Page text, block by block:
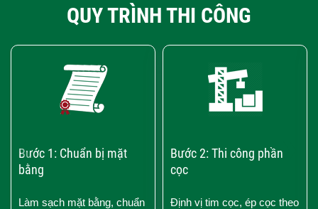
QUY TRÌNH THI CÔNG
Bước 1: Chuẩn bị mặt
bằng
Làm sạch mặt bằng, chuẩn
Bước 2: Thi công phần
cọc
Định vị tim cọc, ép cọc theo
›
‹